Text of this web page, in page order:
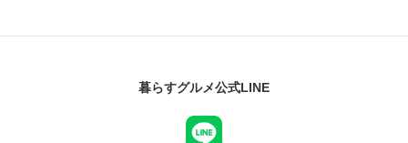
暮らすグルメ公式LINE